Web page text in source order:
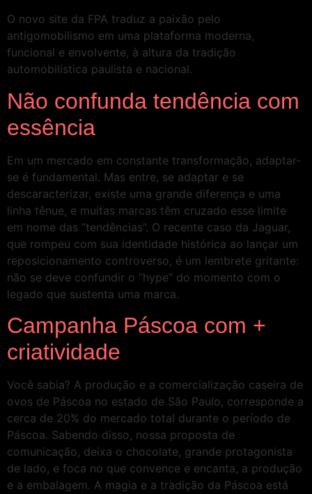
O novo site da FPA traduz a paixão pelo
antigomobilismo em uma plataforma moderna,
funcional e envolvente, à altura da tradição
automobilística paulista e nacional.
Não confunda tendência com
essência
Em um mercado em constante transformação, adaptar-
se é fundamental. Mas entre, se adaptar e se
descaracterizar, existe uma grande diferença e uma
linha tênue, e muitas marcas têm cruzado esse limite
em nome das “tendências”. O recente caso da Jaguar,
que rompeu com sua identidade histórica ao lançar um
reposicionamento controverso, é um lembrete gritante:
não se deve confundir o “hype” do momento com o
legado que sustenta uma marca.
Campanha Páscoa com +
criatividade
Você sabia? A produção e a comercialização caseira de
ovos de Páscoa no estado de São Paulo, corresponde a
cerca de 20% do mercado total durante o período de
Páscoa. Sabendo disso, nossa proposta de
comunicação, deixa o chocolate, grande protagonista
de lado, e foca no que convence e encanta, a produção
e a embalagem. A magia e a tradição da Páscoa está